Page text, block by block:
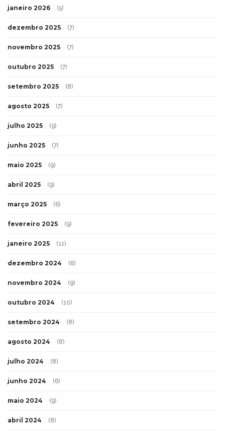
janeiro 2026 (5)
dezembro 2025 (7)
novembro 2025 (7)
outubro 2025 (7)
setembro 2025 (8)
agosto 2025 (7)
julho 2025 (9)
junho 2025 (7)
maio 2025 (9)
abril 2025 (9)
março 2025 (6)
fevereiro 2025 (9)
janeiro 2025 (11)
dezembro 2024 (6)
novembro 2024 (9)
outubro 2024 (10)
setembro 2024 (8)
agosto 2024 (8)
julho 2024 (8)
junho 2024 (6)
maio 2024 (9)
abril 2024 (8)